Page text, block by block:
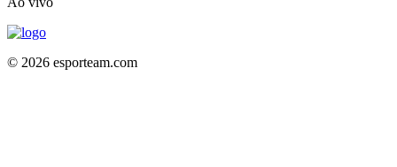
© 2026 esporteam.com